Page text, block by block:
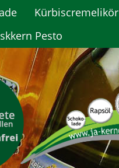
Kürbiscremelikör
Pesto